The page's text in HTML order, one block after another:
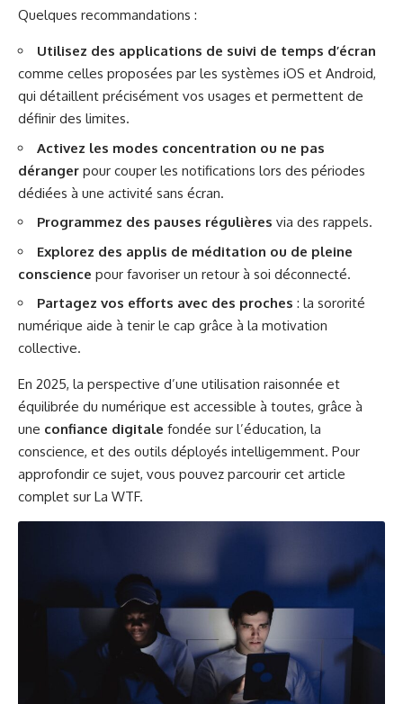
Quelques recommandations :
Utilisez des applications de suivi de temps d’écran
comme celles proposées par les systèmes iOS et Android,
qui détaillent précisément vos usages et permettent de
définir des limites.
Activez les modes concentration ou ne pas
déranger pour couper les notifications lors des périodes
dédiées à une activité sans écran.
Programmez des pauses régulières via des rappels.
Explorez des applis de méditation ou de pleine
conscience pour favoriser un retour à soi déconnecté.
Partagez vos efforts avec des proches : la sororité
numérique aide à tenir le cap grâce à la motivation
collective.
En 2025, la perspective d’une utilisation raisonnée et
équilibrée du numérique est accessible à toutes, grâce à
une confiance digitale fondée sur l’éducation, la
conscience, et des outils déployés intelligemment. Pour
approfondir ce sujet, vous pouvez parcourir cet article
complet sur La WTF.